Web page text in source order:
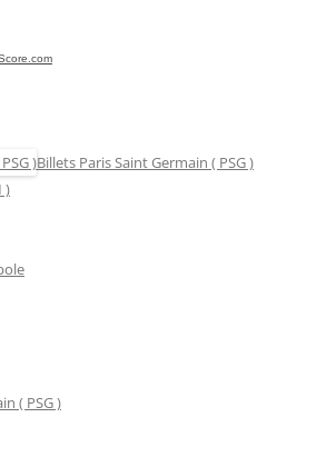
Billets Paris Saint Germain ( PSG )
)
( PSG )